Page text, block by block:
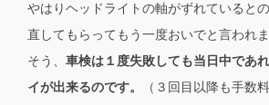
やはりヘッドライトの軸がずれていると
直してもらってもう一度おいでと言われま
そう、 車検は１度失敗しても当日中であ
イが出来るのです。
（３回目以降も手数